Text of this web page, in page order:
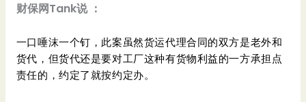
财保网Tank说 ：
一口唾沫一个钉，此案虽然货运代理合同的双方是老外和
货代，但货代还是要对工厂这种有货物利益的一方承担点
责任的，约定了就按约定办。